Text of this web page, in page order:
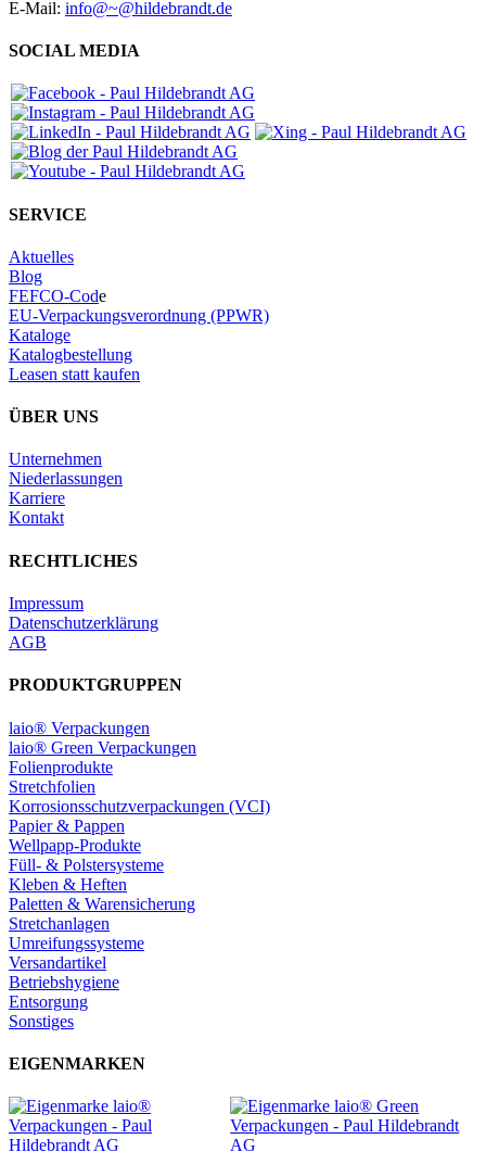
E-Mail: info@~@hildebrandt.de
SOCIAL MEDIA
SERVICE
Aktuelles
Blog
FEFCO-Code
EU-Verpackungsverordnung (PPWR)
Kataloge
Katalogbestellung
Leasen statt kaufen
ÜBER UNS
Unternehmen
Niederlassungen
Karriere
Kontakt
RECHTLICHES
Impressum
Datenschutzerklärung
AGB
PRODUKTGRUPPEN
laio® Verpackungen
laio® Green Verpackungen
Folienprodukte
Stretchfolien
Korrosionsschutzverpackungen (VCI)
Papier & Pappen
Wellpapp-Produkte
Füll- & Polstersysteme
Kleben & Heften
Paletten & Warensicherung
Stretchanlagen
Umreifungssysteme
Versandartikel
Betriebshygiene
Entsorgung
Sonstiges
EIGENMARKEN